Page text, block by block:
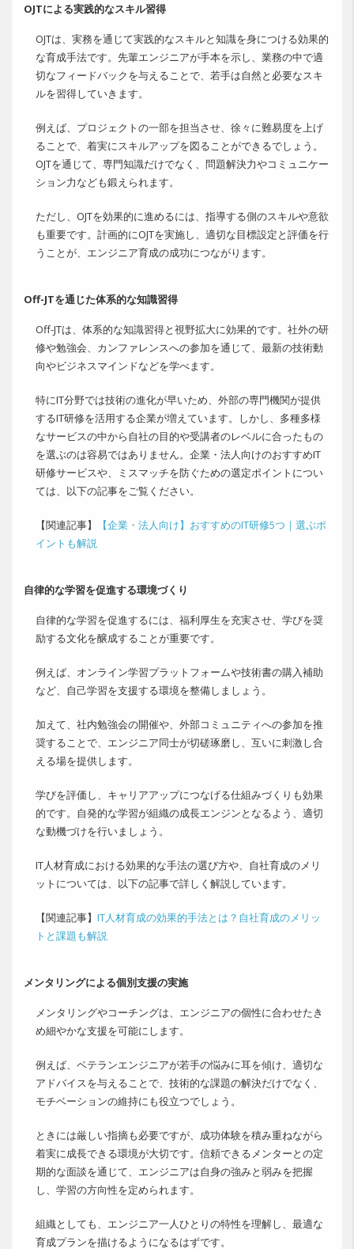
OJTによる実践的なスキル習得
OJTは、実務を通じて実践的なスキルと知識を身につける効果的
な育成手法です。先輩エンジニアが手本を示し、業務の中で適
切なフィードバックを与えることで、若手は自然と必要なスキ
ルを習得していきます。
例えば、プロジェクトの一部を担当させ、徐々に難易度を上げ
ることで、着実にスキルアップを図ることができるでしょう。
OJTを通じて、専門知識だけでなく、問題解決力やコミュニケー
ション力なども鍛えられます。
ただし、OJTを効果的に進めるには、指導する側のスキルや意欲
も重要です。計画的にOJTを実施し、適切な目標設定と評価を行
うことが、エンジニア育成の成功につながります。
Off-JTを通じた体系的な知識習得
Off-JTは、体系的な知識習得と視野拡大に効果的です。社外の研
修や勉強会、カンファレンスへの参加を通じて、最新の技術動
向やビジネスマインドなどを学べます。
特にIT分野では技術の進化が早いため、外部の専門機関が提供
するIT研修を活用する企業が増えています。しかし、多種多様
なサービスの中から自社の目的や受講者のレベルに合ったもの
を選ぶのは容易ではありません。企業・法人向けのおすすめIT
研修サービスや、ミスマッチを防ぐための選定ポイントについ
ては、以下の記事をご覧ください。
【関連記事】
【企業・法人向け】おすすめのIT研修5つ｜選ぶポ
イントも解説
自律的な学習を促進する環境づくり
自律的な学習を促進するには、福利厚生を充実させ、学びを奨
励する文化を醸成することが重要です。
例えば、オンライン学習プラットフォームや技術書の購入補助
など、自己学習を支援する環境を整備しましょう。
加えて、社内勉強会の開催や、外部コミュニティへの参加を推
奨することで、エンジニア同士が切磋琢磨し、互いに刺激し合
える場を提供します。
学びを評価し、キャリアアップにつなげる仕組みづくりも効果
的です。自発的な学習が組織の成長エンジンとなるよう、適切
な動機づけを行いましょう。
IT人材育成における効果的な手法の選び方や、自社育成のメリ
ットについては、以下の記事で詳しく解説しています。
【関連記事】 IT人材育成の効果的手法とは？自社育成のメリッ
トと課題も解説
メンタリングによる個別支援の実施
メンタリングやコーチングは、エンジニアの個性に合わせたき
め細やかな支援を可能にします。
例えば、ベテランエンジニアが若手の悩みに耳を傾け、適切な
アドバイスを与えることで、技術的な課題の解決だけでなく、
モチベーションの維持にも役立つでしょう。
ときには厳しい指摘も必要ですが、成功体験を積み重ねながら
着実に成長できる環境が大切です。信頼できるメンターとの定
期的な面談を通じて、エンジニアは自身の強みと弱みを把握
し、学習の方向性を定められます。
組織としても、エンジニア一人ひとりの特性を理解し、最適な
育成プランを描けるようになるはずです。